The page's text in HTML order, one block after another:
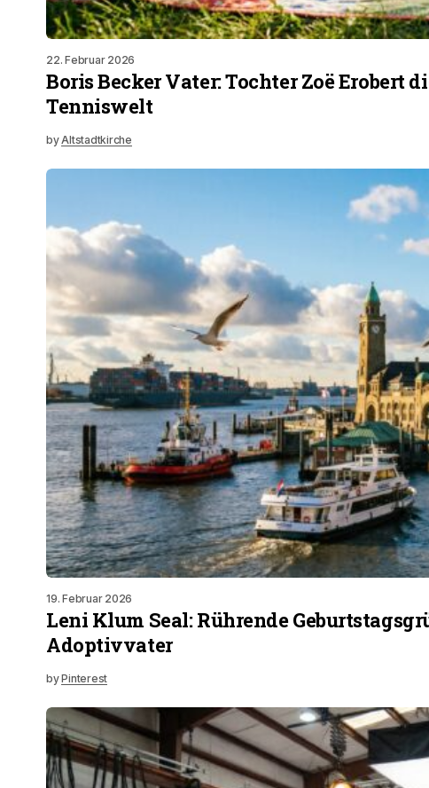
22. Februar 2026
Boris Becker Vater: Tochter Zoë Erobert
Tenniswelt
byAltstadtkirche
19. Februar 2026
Leni Klum Seal: Rührende
Adoptivvater
byPinterest